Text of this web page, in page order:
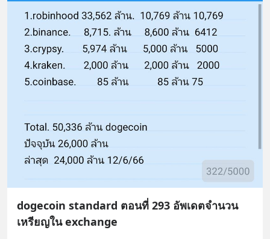
dogecoin standard ตอนที่ 293 อัพเดตจำนวน
เหรียญใน exchange